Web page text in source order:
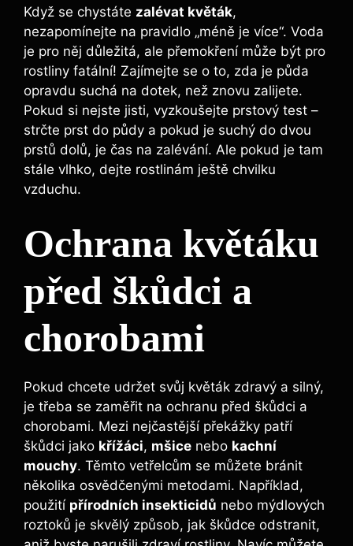
Když se chystáte zalévat květák,
nezapomínejte na pravidlo „méně je více“. Voda
je pro něj důležitá, ale přemokření může být pro
rostliny fatální! Zajímejte se o to, zda je půda
opravdu suchá na dotek, než znovu zalijete.
Pokud si nejste jisti, vyzkoušejte prstový test –
strčte prst do půdy a pokud je suchý do dvou
prstů dolů, je čas na zalévání. Ale pokud je tam
stále vlhko, dejte rostlinám ještě chvilku
vzduchu.
Ochrana květáku
před škůdci a
chorobami
Pokud chcete udržet svůj květák zdravý a silný,
je třeba se zaměřit na ochranu před škůdci a
chorobami. Mezi nejčastější překážky patří
škůdci jako křížáci, mšice nebo kachní
mouchy. Těmto vetřelcům se můžete bránit
několika osvědčenými metodami. Například,
použití přírodních insekticidů nebo mýdlových
roztoků je skvělý způsob, jak škůdce odstranit,